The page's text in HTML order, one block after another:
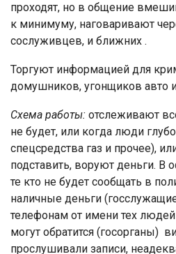
проходят, но в общение
к минимуму, наговаривают
сослуживцев, и ближних .
Торгуют информацией для
домушников, угонщиков авто
Схема работы: отслеживают
не будет, или когда люди
спецсредства газ и прочее),
подставить, воруют деньги. В
те кто не будет сообщать в
наличные деньги
телефонам от имени тех
могут обратится (госорганы)
прослушивали записи,